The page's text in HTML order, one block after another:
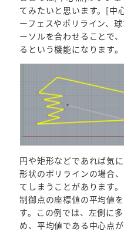
てみたいと思います。[中
ーフェスやポリライン、
ーソルを合わせることで
るという機能になります。
円や矩形などであれば気
形状のポリラインの場合
てしまうことがあります
制御点の座標値の平均値
す。この例では、左側に
め、平均値である中心点